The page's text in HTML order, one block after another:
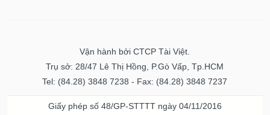
Vận hành bởi CTCP Tài Việt.
Trụ sở: 28/47 Lê Thị Hồng, P.Gò Vấp, Tp.HCM
Tel: (84.28) 3848 7238 - Fax: (84.28) 3848 7237
Giấy phép số 48/GP-STTTT ngày 04/11/2016